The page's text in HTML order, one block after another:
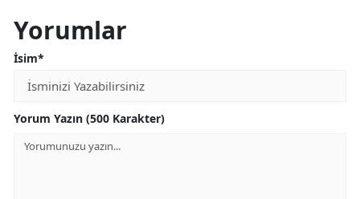
Yorumlar
İsim*
Yorum Yazın (500 Karakter)